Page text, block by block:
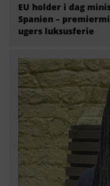
EU holder i dag
Spanien –
ugers luksusferie